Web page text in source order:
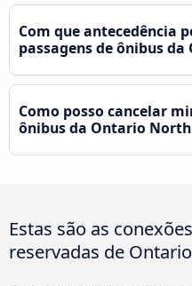
Com que antecedência
passagens de ônibus
Como posso cancelar
ônibus da Ontario
Estas são as
reservadas de